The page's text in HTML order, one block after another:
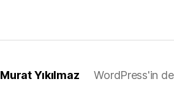
Murat Yıkılmaz WordPress'in